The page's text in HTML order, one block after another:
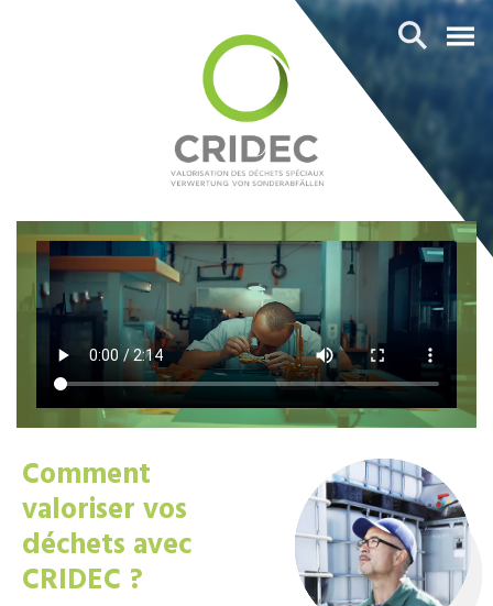
Comment
valoriser vos
déchets avec
CRIDEC ?